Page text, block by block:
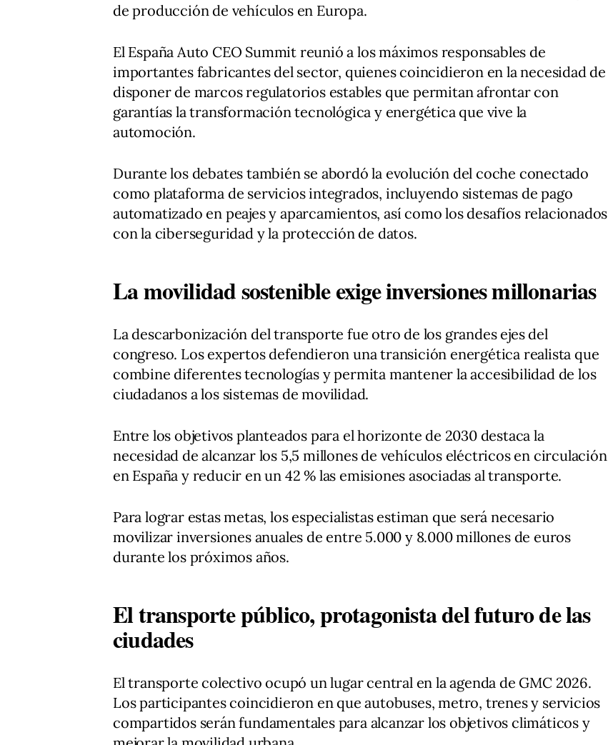
de producción de vehículos en Europa.
El España Auto CEO Summit reunió a los máximos responsables de
importantes fabricantes del sector, quienes coincidieron en la necesidad de
disponer de marcos regulatorios estables que permitan afrontar con
garantías la transformación tecnológica y energética que vive la
automoción.
Durante los debates también se abordó la evolución del coche conectado
como plataforma de servicios integrados, incluyendo sistemas de pago
automatizado en peajes y aparcamientos, así como los desafíos relacionados
con la ciberseguridad y la protección de datos.
La movilidad sostenible exige inversiones millonarias
La descarbonización del transporte fue otro de los grandes ejes del
congreso. Los expertos defendieron una transición energética realista que
combine diferentes tecnologías y permita mantener la accesibilidad de los
ciudadanos a los sistemas de movilidad.
Entre los objetivos planteados para el horizonte de 2030 destaca la
necesidad de alcanzar los 5,5 millones de vehículos eléctricos en circulación
en España y reducir en un 42 % las emisiones asociadas al transporte.
Para lograr estas metas, los especialistas estiman que será necesario
movilizar inversiones anuales de entre 5.000 y 8.000 millones de euros
durante los próximos años.
El transporte público, protagonista del futuro de las
ciudades
El transporte colectivo ocupó un lugar central en la agenda de GMC 2026.
Los participantes coincidieron en que autobuses, metro, trenes y servicios
compartidos serán fundamentales para alcanzar los objetivos climáticos y